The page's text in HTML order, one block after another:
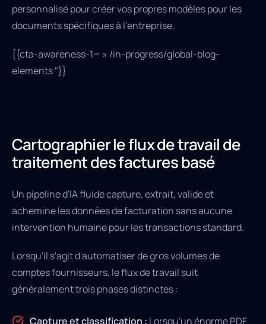
personnalisé pour créer vos propres modèles pour les
documents spécifiques à l'entreprise.
{{cta-awareness-1= » /in-progress/global-blog-
elements "}}
Cartographier le flux de travail de
traitement des factures basé
Un pipeline d'IA fluide capture, extrait, valide et
achemine les données de facturation sans aucune
intervention humaine pour les transactions standard.
Lorsqu'il s'agit d'automatiser de gros volumes de
comptes fournisseurs, le flux de travail suit
généralement trois phases distinctes :
Capture et classification : Lorsqu'un énorme PDF